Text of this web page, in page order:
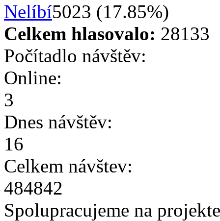
Nelíbí5023 (17.85%)
Celkem hlasovalo: 28133
Počítadlo návštěv:
Online:
3
Dnes návštěv:
16
Celkem návštev:
484842
Spolupracujeme na